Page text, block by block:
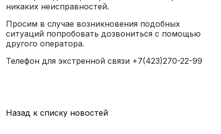
никаких неисправностей.
Просим в случае возникновения подобных
ситуаций попробовать дозвониться с помощью
другого оператора.
Телефон для экстренной связи +7(423)270-22-99
Назад к списку новостей